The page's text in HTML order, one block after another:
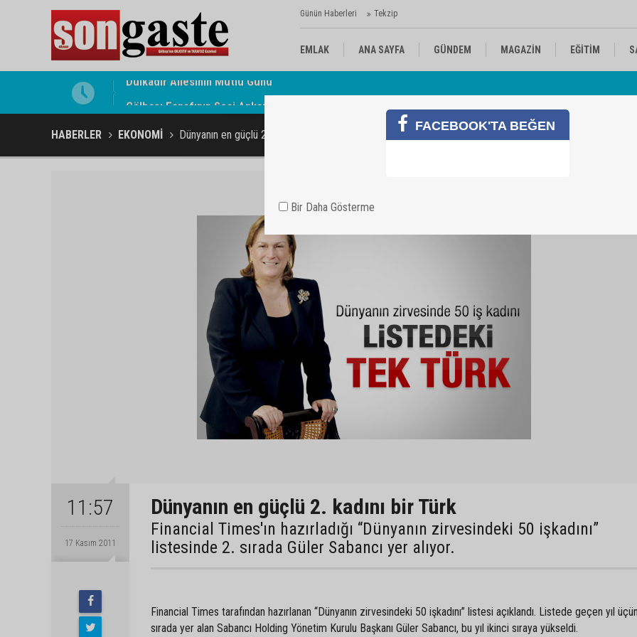
Günün Haberleri Tekzip
EMLAK ANA SAYFA GÜNDEM MAGAZİN EĞİTİM
Gölbaşı Esnafının Sesi Ankara Kalkınma Ajansı'nda
HABERLER EKONOMİ Dünyanın en güçlü 2. kadını bir Türk
11:57
17 Kasım 2011
Dünyanın en güçlü 2. kadını bir Türk
Financial Times'ın hazırladığı “Dünyanın zirvesindeki 50 işkadını”
listesinde 2. sırada Güler Sabancı yer alıyor.
Financial Times tarafından hazırlanan “Dünyanın zirvesindeki 50 işkadını” listesi açıklandı. Listede geçen yıl
sırada yer alan Sabancı Holding Yönetim Kurulu Başkanı Güler Sabancı, bu yıl ikinci sıraya yükseldi.
FACEBOOK'TA BEĞEN
Bir Daha Gösterme